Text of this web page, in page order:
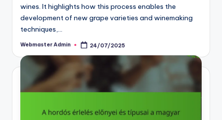
wines. It highlights how this process enables the
development of new grape varieties and winemaking
techniques,…
Posted
Webmaster Admin 24/07/2025